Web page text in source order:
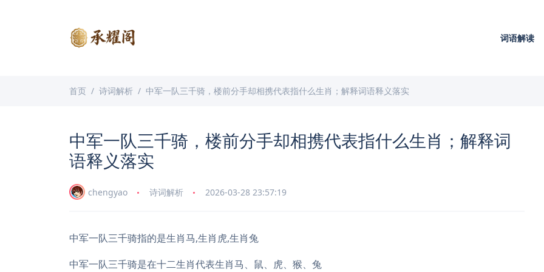
词语解读
首页 诗词解析 中军一队三千骑，楼前分手却相携代表指什么生肖；解释词语释义落实
中军一队三千骑，楼前分手却相携代表指什么生肖；解释词
语释义落实
chengyao 诗词解析 2026-03-28 23:57:19
中军一队三千骑指的是生肖马,生肖虎,生肖兔
中军一队三千骑是在十二生肖代表生肖马、鼠、虎、猴、兔